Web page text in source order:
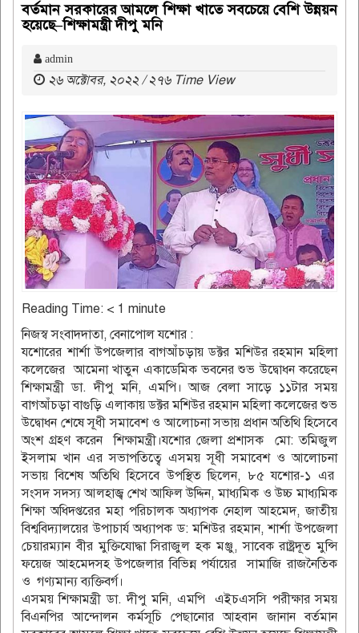
বর্তমান সরকারের আমলে শিক্ষা খাতে সবচেয়ে বেশি উন্নয়ন
হয়েছে–শিক্ষামন্ত্রী দীপু মনি
admin
২৬ অক্টোবর, ২০২২ / ২৭৬ Time View
Reading Time: < 1 minute
নিজস্ব সংবাদদাতা, বেনাপোল যশোর :
যশোরের শার্শা উপজেলার বাগআঁচড়ায় ডক্টর মশিউর রহমান মহিলা
কলেজের আমেনা খাতুন একাডেমিক ভবনের শুভ উদ্বোধন করেছেন
শিক্ষামন্ত্রী ডা. দীপু মনি, এমপি। আজ বেলা সাড়ে ১১টার সময়
বাগআঁচড়া বাগুড়ি এলাকায় ডক্টর মশিউর রহমান মহিলা কলেজের শুভ
উদ্বোধন শেষে সূধী সমাবেশ ও আলোচনা সভায় প্রধান অতিথি হিসেবে
অংশ গ্রহণ করেন শিক্ষামন্ত্রী।যশোর জেলা প্রশাসক মো: তমিজুল
ইসলাম খান এর সভাপতিত্বে এসময় সূধী সমাবেশ ও আলোচনা
সভায় বিশেষ অতিথি হিসেবে উপস্থিত ছিলেন, ৮৫ যশোর-১ এর
সংসদ সদস্য আলহাজ্ব শেখ আফিল উদ্দিন, মাধ্যমিক ও উচ্চ মাধ্যমিক
শিক্ষা অধিদপ্তরের মহা পরিচালক অধ্যাপক নেহাল আহমেদ, জাতীয়
বিশ্ববিদ্যালয়ের উপাচার্য অধ্যাপক ড: মশিউর রহমান, শার্শা উপজেলা
চেয়ারম্যান বীর মুক্তিযোদ্ধা সিরাজুল হক মঞ্জু, সাবেক রাষ্ট্রদূত মুন্সি
ফয়েজ আহমেদসহ উপজেলার বিভিন্ন পর্যায়ের সামাজি রাজনৈতিক
ও গণ্যমান্য ব্যক্তিবর্গ।
এসময় শিক্ষামন্ত্রী ডা. দীপু মনি, এমপি এইচএসসি পরীক্ষার সময়
বিএনপির আন্দোলন কর্মসূচি পেছানোর আহবান জানান বর্তমান